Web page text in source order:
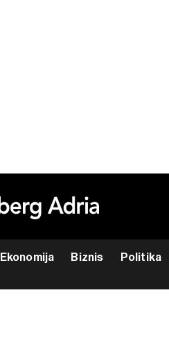
Ekonomija Biznis Politika